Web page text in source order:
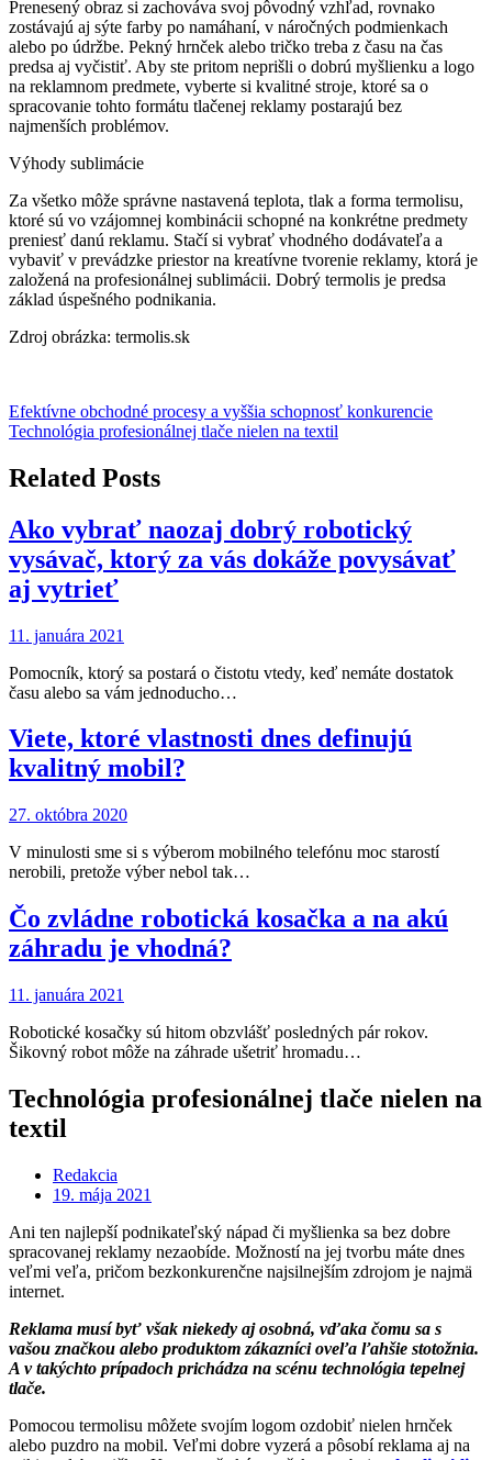
Prenesený obraz si zachováva svoj pôvodný vzhľad, rovnako
zostávajú aj sýte farby po namáhaní, v náročných podmienkach
alebo po údržbe. Pekný hrnček alebo tričko treba z času na čas
predsa aj vyčistiť. Aby ste pritom neprišli o dobrú myšlienku a logo
na reklamnom predmete, vyberte si kvalitné stroje, ktoré sa o
spracovanie tohto formátu tlačenej reklamy postarajú bez
najmenších problémov.
Výhody sublimácie
Za všetko môže správne nastavená teplota, tlak a forma termolisu,
ktoré sú vo vzájomnej kombinácii schopné na konkrétne predmety
preniesť danú reklamu. Stačí si vybrať vhodného dodávateľa a
vybaviť v prevádzke priestor na kreatívne tvorenie reklamy, ktorá je
založená na profesionálnej sublimácii. Dobrý termolis je predsa
základ úspešného podnikania.
Zdroj obrázka: termolis.sk
Navigácia
v
článku
Efektívne obchodné procesy a vyššia schopnosť konkurencie
Technológia profesionálnej tlače nielen na textil
Related Posts
Ako vybrať naozaj dobrý robotický
vysávač, ktorý za vás dokáže povysávať
aj vytrieť
11. januára 2021
Pomocník, ktorý sa postará o čistotu vtedy, keď nemáte dostatok
času alebo sa vám jednoducho…
Viete, ktoré vlastnosti dnes definujú
kvalitný mobil?
27. októbra 2020
V minulosti sme si s výberom mobilného telefónu moc starostí
nerobili, pretože výber nebol tak…
Čo zvládne robotická kosačka a na akú
záhradu je vhodná?
11. januára 2021
Robotické kosačky sú hitom obzvlášť posledných pár rokov.
Šikovný robot môže na záhrade ušetriť hromadu…
Technológia profesionálnej tlače nielen na
textil
Redakcia
19. mája 2021
Ani ten najlepší podnikateľský nápad či myšlienka sa bez dobre
spracovanej reklamy nezaobíde. Možností na jej tvorbu máte dnes
veľmi veľa, pričom bezkonkurenčne najsilnejším zdrojom je najmä
internet.
Reklama musí byť však niekedy aj osobná, vďaka čomu sa s
vašou značkou alebo produktom zákazníci oveľa ľahšie stotožnia.
A v takýchto prípadoch prichádza na scénu technológia tepelnej
tlače.
Pomocou termolisu môžete svojím logom ozdobiť nielen hrnček
alebo puzdro na mobil. Veľmi dobre vyzerá a pôsobí reklama aj na